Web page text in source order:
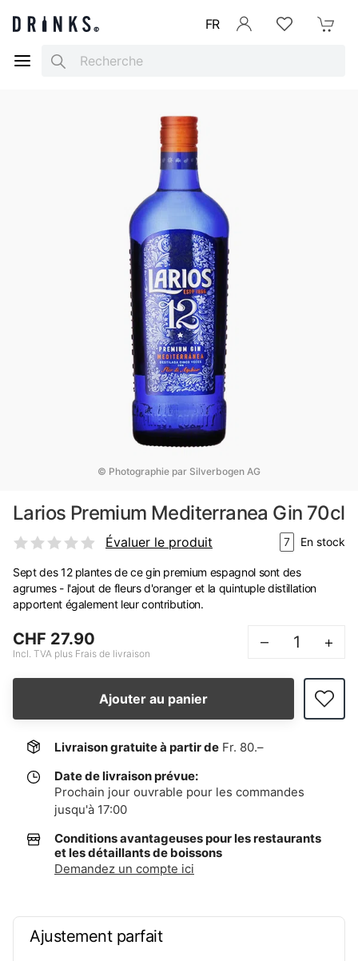
FR
Search
© Photographie par Silverbogen AG
Larios Premium Mediterranea Gin 70cl
Évaluer le produit 7 En stock
Sept des 12 plantes de ce gin premium espagnol sont des
agrumes - l'ajout de fleurs d'oranger et la quintuple distillation
apportent également leur contribution.
CHF 27.90
Incl. TVA plus Frais de livraison
– +
Ajouter au panier
Livraison gratuite à partir de Fr. 80.–
Date de livraison prévue:
Prochain jour ouvrable pour les commandes
jusqu'à 17:00
Conditions avantageuses pour les restaurants
et les détaillants de boissons
Demandez un compte ici
Ajustement parfait